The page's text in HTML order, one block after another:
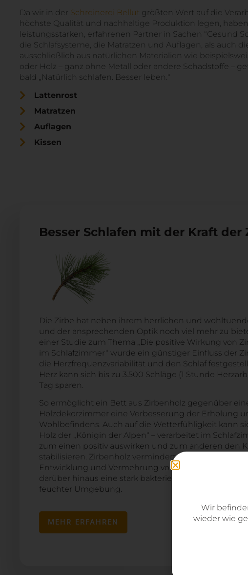
Da wir in der Schreinerei Bellut größten Wert auf die
höchste Qualität und nachhaltige Produktion legen, haben
leistungsstarken, erfahrenen Partner in Sachen “Gesund
die Schlafsysteme, die Matratzen und Auflagen, als auch
ausschließlich aus natürlichen Materialien wie
oder Holz – ganz ohne Metall oder andere Schadstoffe –
bald „Natürlich schlafen. Besser leben.“
Lattenrost
Matratzen
Auflagen
Kissen
Besser Schlafen mit der Kraft der
Die Zirbe hat neben ihrem herrlichen und
und der ansprechenden Optik noch viel mehr zu
einer Studie zum Thema „Die positive Wirkung von
im Schlafzimmer“ wurde ein günstiger Einfluss der
die Herzfrequenzvariabilität und den Schlaf
Herz kann sich bis zu 3.500 Schläge (1 Stunde
Tag sparen.
So ermöglicht ein Bett aus Zirbenholz gegenüber
Holzdekorzimmer eine Verbesserung der Erholung
Wohlbefindens. Auch auf die Wetterfühligkeit kann
Holz der „Königin der Alpen“ – verarbeitet im
zum einen positiv auswirken und zum anderen den
stabilisieren. Zirbenholz vermindert außerdem die
Entwicklung und Vermehrung von Kleidermotten
darüber hinaus eine stark bakterienhemmende
feuchter Umgebung.
MEHR ERFAHREN
Wir
wieder wie